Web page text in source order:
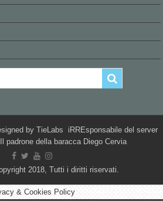
by TieLabs iRREsponsabile del server
della baracca Diego Cervia
2018, Tutti i diritti riservati.
& Cookies Policy